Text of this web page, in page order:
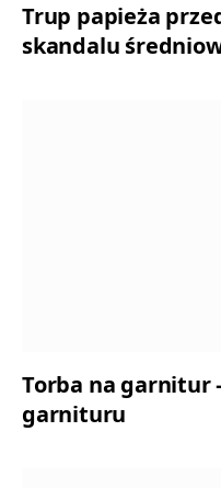
Trup papieża
skandalu
Torba na garnitur
garnituru